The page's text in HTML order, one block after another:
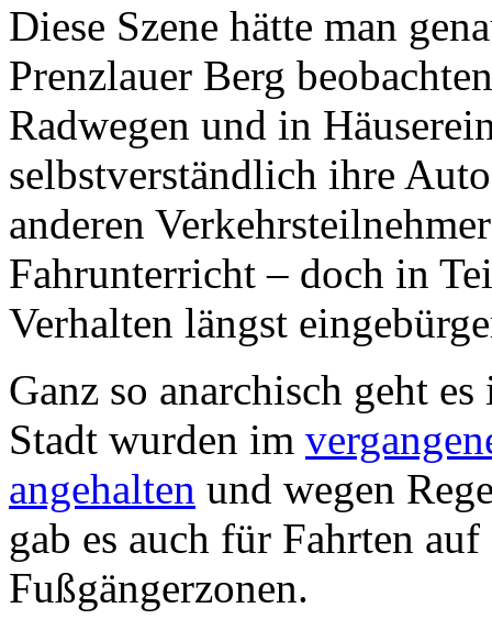
Diese Szene hätte man
Prenzlauer Berg
Radwegen und in
selbstverständlich ihre
anderen
Fahrunterricht – doch in
Verhalten längst
Ganz so anarchisch geht
Stadt wurden im
angehalten und wegen
gab es auch für Fahrten
Fußgängerzonen.